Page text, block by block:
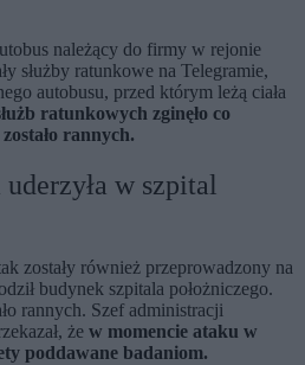
należący do firmy w rejonie
służby ratunkowe na Telegramie,
autobusu, przed którym leżą ciała
ratunkowych zginęło co
rannych.
w szpital
zostały również przeprowadzony na
budynek szpitala położniczego.
rannych. Szef administracji
że w momencie ataku w
poddawane badaniom.